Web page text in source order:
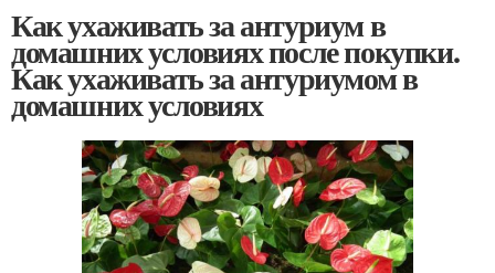
Как ухаживать за антуриум в
домашних условиях после покупки.
Как ухаживать за антуриумом в
домашних условиях